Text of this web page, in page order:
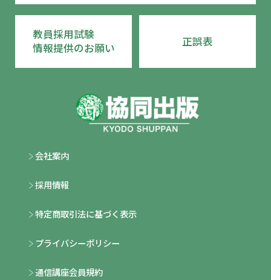
会社案内
採用情報
特定商取引法に基づく表示
プライバシーポリシー
通信講座会員規約
教員採用試験
情報提供のお願い
正誤表